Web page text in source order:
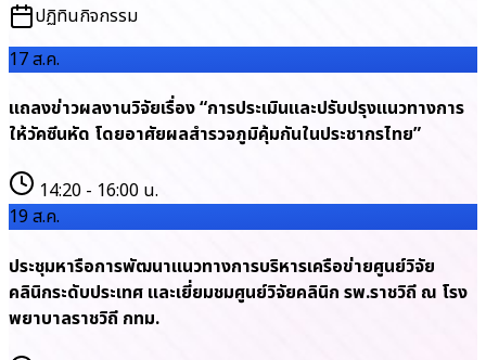
ปฏิทินกิจกรรม
17ส.ค.
แถลงข่าวผลงานวิจัยเรื่อง “การประเมินและปรับปรุงแนวทางการ
ให้วัคซีนหัด โดยอาศัยผลสำรวจภูมิคุ้มกันในประชากรไทย”
14:20 - 16:00 น.
19ส.ค.
ประชุมหารือการพัฒนาแนวทางการบริหารเครือข่ายศูนย์วิจัย
คลินิกระดับประเทศ และเยี่ยมชมศูนย์วิจัยคลินิก รพ.ราชวิถี ณ โรง
พยาบาลราชวิถี กทม.